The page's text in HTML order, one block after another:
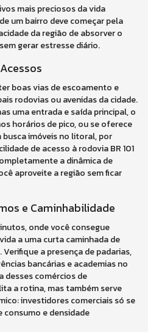
mais preciosos da vida
um bairro deve começar pela
da região de absorver o
gerar estresse diário.
boas vias de escoamento e
rodovias ou avenidas da cidade.
uma entrada e saída principal, o
horários de pico, ou se oferece
imóveis no litoral, por
de acesso à rodovia BR 101
a dinâmica de
aproveite a região sem ficar
e Caminhabilidade
onde você consegue
a uma curta caminhada de
a presença de padarias,
bancárias e academias no
desses comércios de
a rotina, mas também serve
investidores comerciais só se
e densidade